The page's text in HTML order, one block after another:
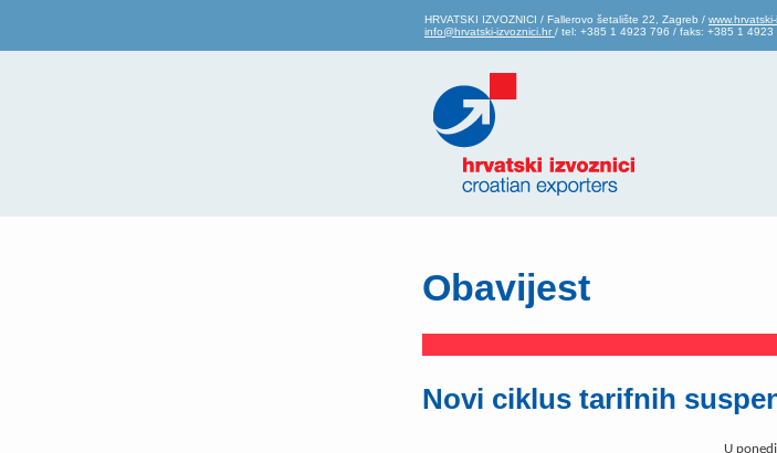
HRVATSKI IZVOZNICI / Fallerovo šetalište 22, Zagreb /
info@hrvatski-izvoznici.hr / tel: +385 1 4923 796 / faks: +385 1 4923
Obavijest
Novi ciklus tarifnih
U